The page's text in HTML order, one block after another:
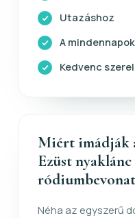
Utazáshoz
A
Kedvenc
Miért imádják
Ezüst
Néha az egyszerű